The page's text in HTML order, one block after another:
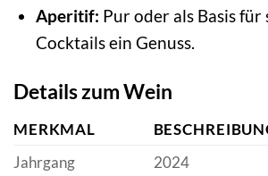
Aperitif: Pur oder als Basis
Cocktails ein Genuss.
Details zum Wein
MERKMAL
Jahrgang
2024